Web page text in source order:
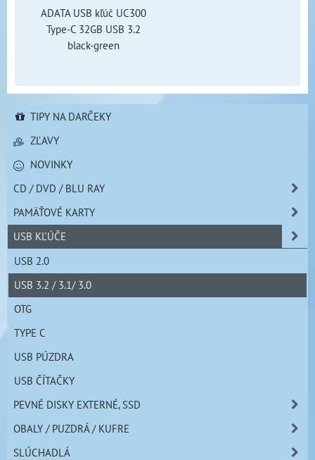
ADATA USB kľúč UC300
Type-C 32GB USB 3.2
black-green
TIPY NA DARČEKY
ZĽAVY
NOVINKY
CD / DVD / BLU RAY
PAMÄŤOVÉ KARTY
USB KĽÚČE
USB 2.0
USB 3.2 / 3.1/ 3.0
OTG
TYPE C
USB PÚZDRA
USB ČÍTAČKY
PEVNÉ DISKY EXTERNÉ, SSD
OBALY / PUZDRÁ / KUFRE
SLÚCHADLÁ